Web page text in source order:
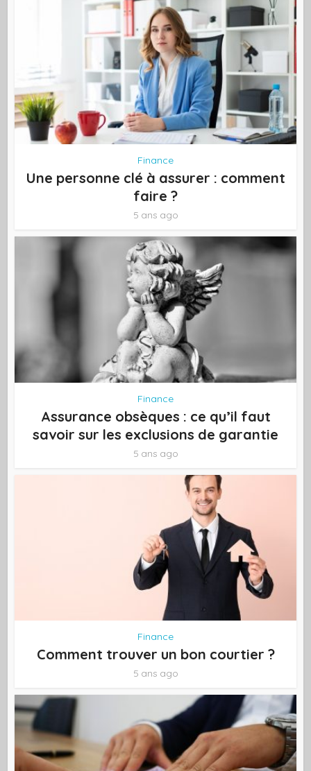
Finance
Une personne clé à assurer : comment
faire ?
5 ans ago
Finance
Assurance obsèques : ce qu’il faut
savoir sur les exclusions de garantie
5 ans ago
Finance
Comment trouver un bon courtier ?
5 ans ago